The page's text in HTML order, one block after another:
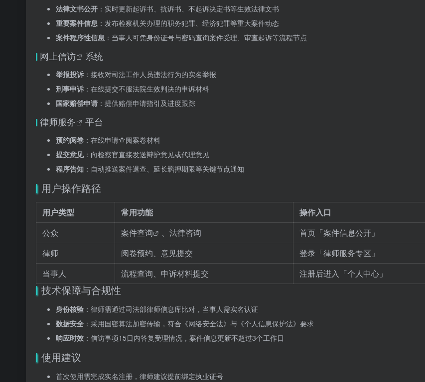
法律文书公开 ：实时更新起诉书、抗诉书、不起诉决定书等生效法律文书
重要案件信息 ：发布检察机关办理的职务犯罪、经济犯罪等重大案件动态
案件程序性信息 ：当事人可凭身份证号与密码查询案件受理、审查起诉等流程节点
网上信访 系统
举报投诉 ：接收对司法工作人员违法行为的实名举报
刑事申诉 ：在线提交不服法院生效判决的申诉材料
国家赔偿申请 ：提供赔偿申请指引及进度跟踪
律师服务 平台
预约阅卷 ：在线申请查阅案卷材料
提交意见：向检察官直接发送辩护意见或代理意见
程序告知 ：自动推送案件退查、延长羁押期限等关键节点通知
用户操作路径
用户类型 常用功能
操作入口
公众
案件查询 、法律咨询
首页「案件信息公开」
律师
阅卷预约、意见提交
登录「律师服务专区」
当事人
流程查询、申诉材料提交 注册后进入「个人中心」
技术保障与合规性
身份核验 ：律师需通过司法部律师信息库比对，当事人需实名认证
数据安全 ：采用国密算法加密传输，符合《网络安全法》与《个人信息保护法》要求
响应时效 ：信访事项15日内答复受理情况，案件信息更新不超过3个工作日
使用建议
首次使用需完成实名注册，律师建议提前绑定执业证号